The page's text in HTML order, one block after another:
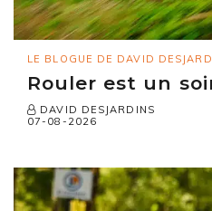
LE BLOGUE DE DAVID
Rouler est un
DAVID DESJARDINS
07-08-2026